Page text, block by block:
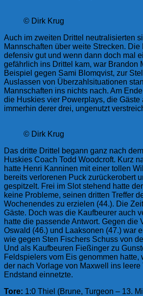
© Dirk Krug
Auch im zweiten Drittel neutralisierten
Mannschaften über weite Strecken. Die
defensiv gut und wenn dann doch mal
gefährlich ins Drittel kam, war Brandon
Beispiel gegen Sami Blomqvist, zur
Auslassen von Überzahlsituationen
Mannschaften ins nichts nach. Am
die Huskies vier Powerplays, die Gäste
immerhin derer drei, ungenutzt
© Dirk Krug
Das dritte Drittel begann ganz nach
Huskies Coach Todd Woodcroft. Kurz
hatte Henri Kanninen mit einer tollen
bereits verlorenen Puck zurückerobert
gespitzelt. Frei im Slot stehend hatte
keine Probleme, seinen dritten Treffer
Wochenendes zu erzielen (44.). Die
Gäste. Doch was die Kaufbeurer auch
hatte die passende Antwort. Gegen die
Oswald (46.) und Laaksonen (47.) war
wie gegen Sten Fischers Schuss von
Und als Kaufbeuren Fießinger zu
Feldspielers vom Eis genommen hatte,
der nach Vorlage von Maxwell ins leere
Endstand einnetzte.
Tore: 1:0 Thiel (Brune, Turgeon – 13.